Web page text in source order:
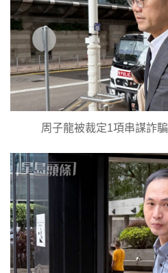
周子龍被裁定1項串謀詐